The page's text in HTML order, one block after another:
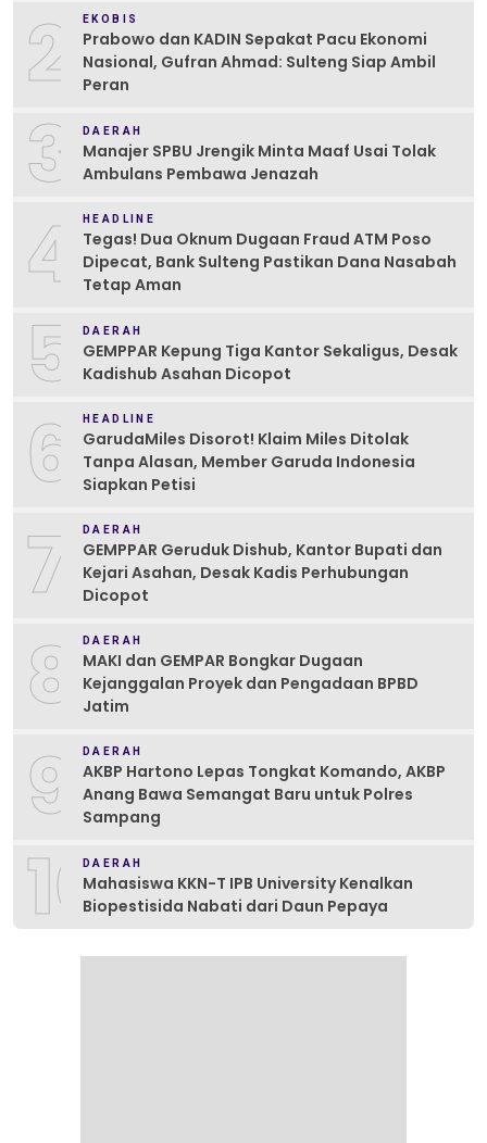
2 EKOBIS
Prabowo dan KADIN Sepakat Pacu Ekonomi
Nasional, Gufran Ahmad: Sulteng Siap Ambil
Peran
3 DAERAH
Manajer SPBU Jrengik Minta Maaf Usai Tolak
Ambulans Pembawa Jenazah
4 HEADLINE
Tegas! Dua Oknum Dugaan Fraud ATM Poso
Dipecat, Bank Sulteng Pastikan Dana Nasabah
Tetap Aman
5 DAERAH
GEMPPAR Kepung Tiga Kantor Sekaligus, Desak
Kadishub Asahan Dicopot
6 HEADLINE
GarudaMiles Disorot! Klaim Miles Ditolak
Tanpa Alasan, Member Garuda Indonesia
Siapkan Petisi
7 DAERAH
GEMPPAR Geruduk Dishub, Kantor Bupati dan
Kejari Asahan, Desak Kadis Perhubungan
Dicopot
8 DAERAH
MAKI dan GEMPAR Bongkar Dugaan
Kejanggalan Proyek dan Pengadaan BPBD
Jatim
9 DAERAH
AKBP Hartono Lepas Tongkat Komando, AKBP
Anang Bawa Semangat Baru untuk Polres
Sampang
10DAERAH
Mahasiswa KKN-T IPB University Kenalkan
Biopestisida Nabati dari Daun Pepaya